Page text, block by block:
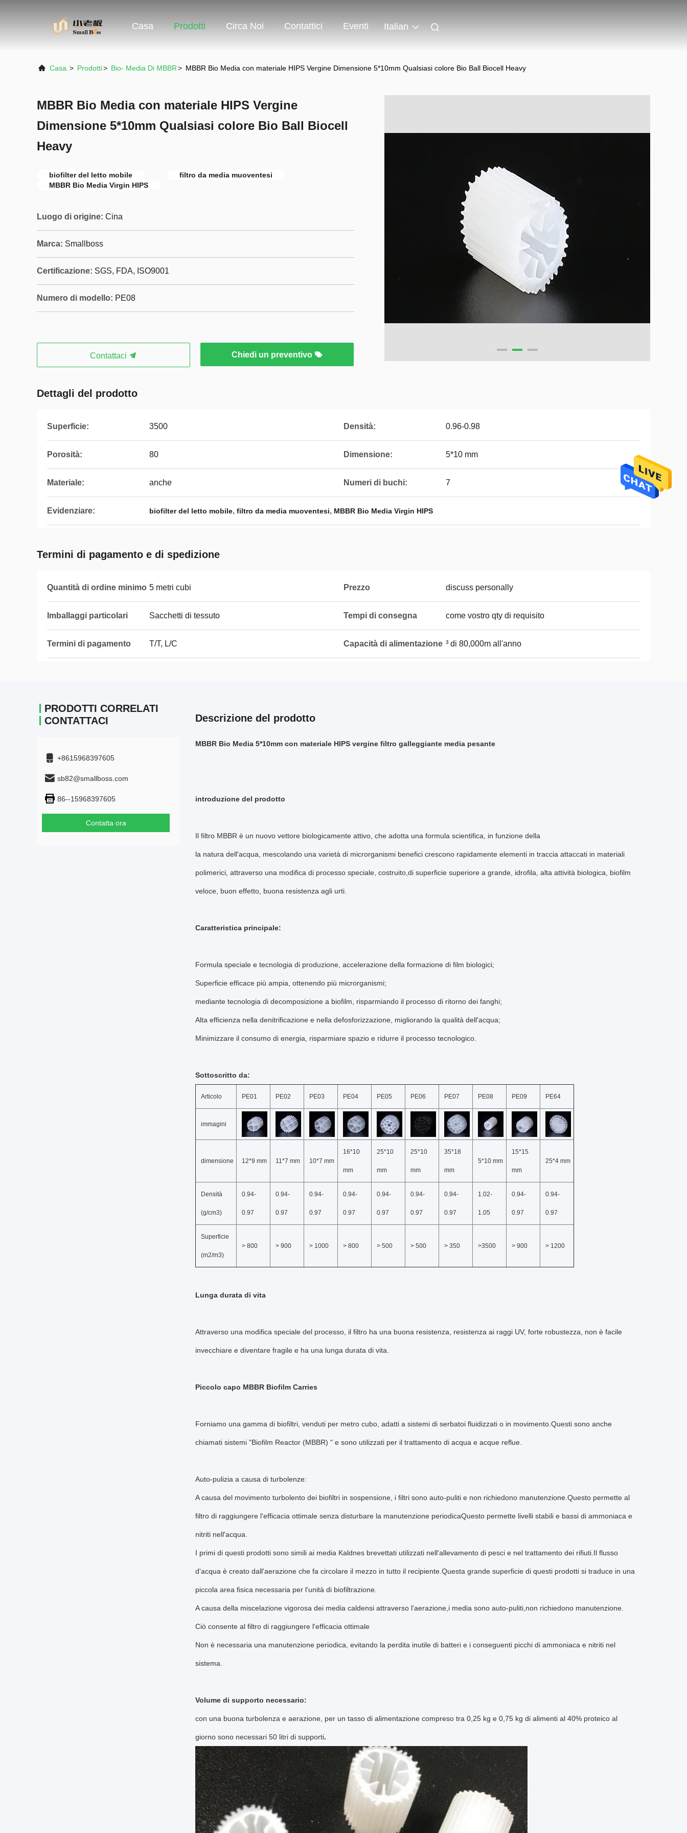
Casa Prodotti Circa Noi Contattici Eventi Italian
Casa. > Prodotti> Bio- Media Di MBBR> MBBR Bio Media con materiale HIPS Vergine Dimensione 5*10mm Qualsiasi colore Bio Ball Biocell Heavy
MBBR Bio Media con materiale HIPS Vergine
Dimensione 5*10mm Qualsiasi colore Bio Ball Biocell
Heavy
biofilter del letto mobile
filtro da media muoventesi
MBBR Bio Media Virgin HIPS
Luogo di origine: Cina
Marca: Smallboss
Certificazione: SGS, FDA, ISO9001
Numero di modello: PE08
Contattaci Chiedi un preventivo
Dettagli del prodotto
Superficie: 3500 Densità: 0.96-0.98
Porosità: 80 Dimensione: 5*10 mm
Materiale: anche Numeri di buchi: 7
Evidenziare: biofilter del letto mobile, filtro da media muoventesi, MBBR Bio Media Virgin HIPS
Termini di pagamento e di spedizione
Quantità di ordine minimo 5 metri cubi Prezzo discuss personally
Imballaggi particolari Sacchetti di tessuto Tempi di consegna come vostro qty di requisito
Termini di pagamento T/T, L/C Capacità di alimentazione ³ di 80,000m all'anno
PRODOTTI CORRELATI
CONTATTACI
+8615968397605
sb82@smallboss.com
86--15968397605
Contatta ora
Descrizione del prodotto
MBBR Bio Media 5*10mm con materiale HIPS vergine filtro galleggiante media pesante
introduzione del prodotto
Il filtro MBBR è un nuovo vettore biologicamente attivo, che adotta una formula scientifica, in funzione della
la natura dell'acqua, mescolando una varietà di microrganismi benefici crescono rapidamente elementi in traccia attaccati in materiali
polimerici, attraverso una modifica di processo speciale, costruito,di superficie superiore a grande, idrofila, alta attività biologica, biofilm
veloce, buon effetto, buona resistenza agli urti.
Caratteristica principale:
Formula speciale e tecnologia di produzione, accelerazione della formazione di film biologici;
Superficie efficace più ampia, ottenendo più microrganismi;
mediante tecnologia di decomposizione a biofilm, risparmiando il processo di ritorno dei fanghi;
Alta efficienza nella denitrificazione e nella defosforizzazione, migliorando la qualità dell'acqua;
Minimizzare il consumo di energia, risparmiare spazio e ridurre il processo tecnologico.
Sottoscritto da:
Articolo PE01 PE02 PE03 PE04 PE05 PE06 PE07 PE08 PE09 PE64
immagini
dimensione 12*9 mm 11*7 mm 10*7 mm
16*10
mm
25*10
mm
25*10
mm
35*18
mm
5*10 mm
15*15
mm
25*4 mm
Densità
(g/cm3)
0.94-
0.97
0.94-
0.97
0.94-
0.97
0.94-
0.97
0.94-
0.97
0.94-
0.97
0.94-
0.97
1.02-
1.05
0.94-
0.97
0.94-
0.97
Superficie
(m2/m3)
> 800 > 900 > 1000 > 800 > 500 > 500 > 350 >3500 > 900 > 1200
Lunga durata di vita
Attraverso una modifica speciale del processo, il filtro ha una buona resistenza, resistenza ai raggi UV, forte robustezza, non è facile
invecchiare e diventare fragile e ha una lunga durata di vita.
Piccolo capo MBBR Biofilm Carries
Forniamo una gamma di biofiltri, venduti per metro cubo, adatti a sistemi di serbatoi fluidizzati o in movimento.Questi sono anche
chiamati sistemi "Biofilm Reactor (MBBR) " e sono utilizzati per il trattamento di acqua e acque reflue.
Auto-pulizia a causa di turbolenze:
A causa del movimento turbolento dei biofiltri in sospensione, i filtri sono auto-puliti e non richiedono manutenzione.Questo permette al
filtro di raggiungere l'efficacia ottimale senza disturbare la manutenzione periodicaQuesto permette livelli stabili e bassi di ammoniaca e
nitriti nell'acqua.
I primi di questi prodotti sono simili ai media Kaldnes brevettati utilizzati nell'allevamento di pesci e nel trattamento dei rifiuti.Il flusso
d'acqua è creato dall'aerazione che fa circolare il mezzo in tutto il recipiente.Questa grande superficie di questi prodotti si traduce in una
piccola area fisica necessaria per l'unità di biofiltrazione.
A causa della miscelazione vigorosa dei media caldensi attraverso l'aerazione,i media sono auto-puliti,non richiedono manutenzione.
Ciò consente al filtro di raggiungere l'efficacia ottimale
Non è necessaria una manutenzione periodica, evitando la perdita inutile di batteri e i conseguenti picchi di ammoniaca e nitriti nel
sistema.
Volume di supporto necessario:
con una buona turbolenza e aerazione, per un tasso di alimentazione compreso tra 0,25 kg e 0,75 kg di alimenti al 40% proteico al
giorno sono necessari 50 litri di supporti.